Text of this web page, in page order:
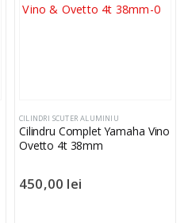
CILINDRI SCUTER ALUMINIU
Cilindru Complet Yamaha Vino
Ovetto 4t 38mm
450,00 lei